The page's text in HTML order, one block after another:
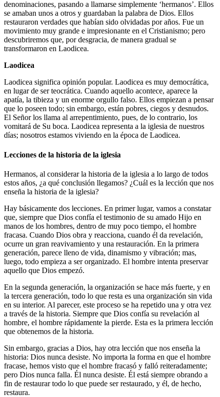
denominaciones, pasando a llamarse simplemente ‘hermanos’. Ellos
se amaban unos a otros y guardaban la palabra de Dios. Ellos
restauraron verdades que habían sido olvidadas por años. Fue un
movimiento muy grande e impresionante en el Cristianismo; pero
descubriremos que, por desgracia, de manera gradual se
transformaron en Laodicea.
Laodicea
Laodicea significa opinión popular. Laodicea es muy democrática,
en lugar de ser teocrática. Cuando aquello acontece, aparece la
apatía, la tibieza y un enorme orgullo falso. Ellos empiezan a pensar
que lo poseen todo; sin embargo, están pobres, ciegos y desnudos.
El Señor los llama al arrepentimiento, pues, de lo contrario, los
vomitará de Su boca. Laodicea representa a la iglesia de nuestros
días; nosotros estamos viviendo en la época de Laodicea.
Lecciones de la historia de la iglesia
Hermanos, al considerar la historia de la iglesia a lo largo de todos
estos años, ¿a qué conclusión llegamos? ¿Cuál es la lección que nos
enseña la historia de la iglesia?
Hay básicamente dos lecciones. En primer lugar, vamos a constatar
que, siempre que Dios confía el testimonio de su amado Hijo en
manos de los hombres, dentro de muy poco tiempo, el hombre
fracasa. Cuando Dios obra y reacciona, cuando él da revelación,
ocurre un gran reavivamiento y una restauración. En la primera
generación, parece lleno de vida, dinamismo y vibración; mas,
luego, todo empieza a ser organizado. El hombre intenta preservar
aquello que Dios empezó.
En la segunda generación, la organización se hace más fuerte, y en
la tercera generación, todo lo que resta es una organización sin vida
en su interior. Al parecer, este proceso se ha repetido una y otra vez
a través de la historia. Siempre que Dios confía su revelación al
hombre, el hombre rápidamente la pierde. Esta es la primera lección
que obtenemos de la historia.
Sin embargo, gracias a Dios, hay otra lección que nos enseña la
historia: Dios nunca desiste. No importa la forma en que el hombre
fracase, hemos visto que el hombre fracasó y falló reiteradamente;
pero Dios nunca falla. Él nunca desiste. Él está siempre obrando a
fin de restaurar todo lo que puede ser restaurado, y él, de hecho,
restaura.